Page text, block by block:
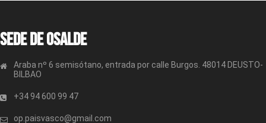
Sede de OSALDE
Araba nº 6 semisótano, entrada por calle Burgos. 48014 DEUSTO-
BILBAO
+34 94 600 99 47
op.paisvasco@gmail.com